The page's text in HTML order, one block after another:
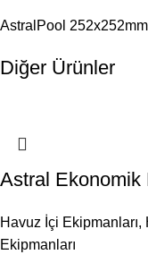
AstralPool
Diğer Ürünler
Astral Ekonomik
Havuz İçi Ekipmanları,
Ekipmanları